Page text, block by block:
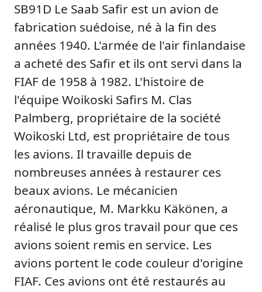
SB91D Le Saab Safir est un avion de
fabrication suédoise, né à la fin des
années 1940. L'armée de l'air finlandaise
a acheté des Safir et ils ont servi dans la
FIAF de 1958 à 1982. L'histoire de
l'équipe Woikoski Safirs M. Clas
Palmberg, propriétaire de la société
Woikoski Ltd, est propriétaire de tous
les avions. Il travaille depuis de
nombreuses années à restaurer ces
beaux avions. Le mécanicien
aéronautique, M. Markku Käkönen, a
réalisé le plus gros travail pour que ces
avions soient remis en service. Les
avions portent le code couleur d'origine
FIAF. Ces avions ont été restaurés au